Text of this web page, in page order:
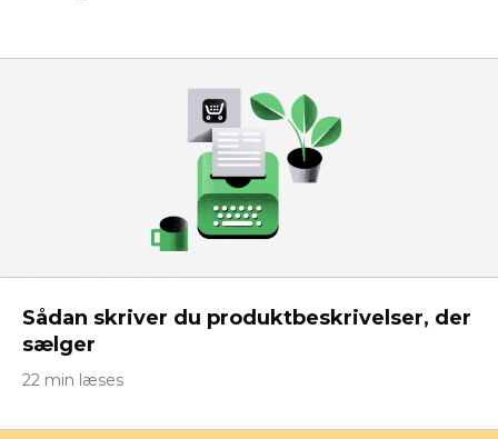
Sådan skriver du produktbeskrivelser, der
sælger
22 min læses